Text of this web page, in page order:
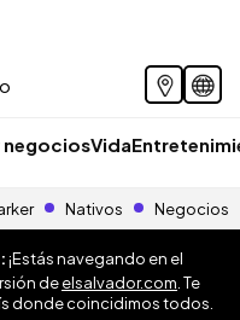
negociosVida
Nativos Negocios
¡Estás navegando en el
deelsalvador.com . Te
donde coincidimos todos.